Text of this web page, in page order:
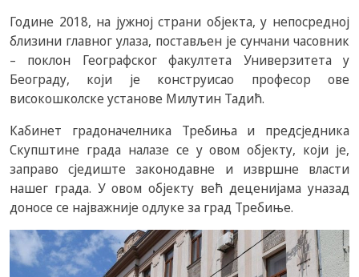
Године 2018, на јужној страни објекта, у непосредној
близини главног улаза, постављен је сунчани часовник
– поклон Географског факултета Универзитета у
Београду, који је конструисао професор ове
високошколске установе Милутин Тадић.
Кабинет градоначелника Требиња и предсједника
Скупштине града налазе се у овом објекту, који је,
заправо сједиште законодавне и извршне власти
нашег града. У овом објекту већ деценијама уназад
доносе се најважније одлуке за град Требиње.